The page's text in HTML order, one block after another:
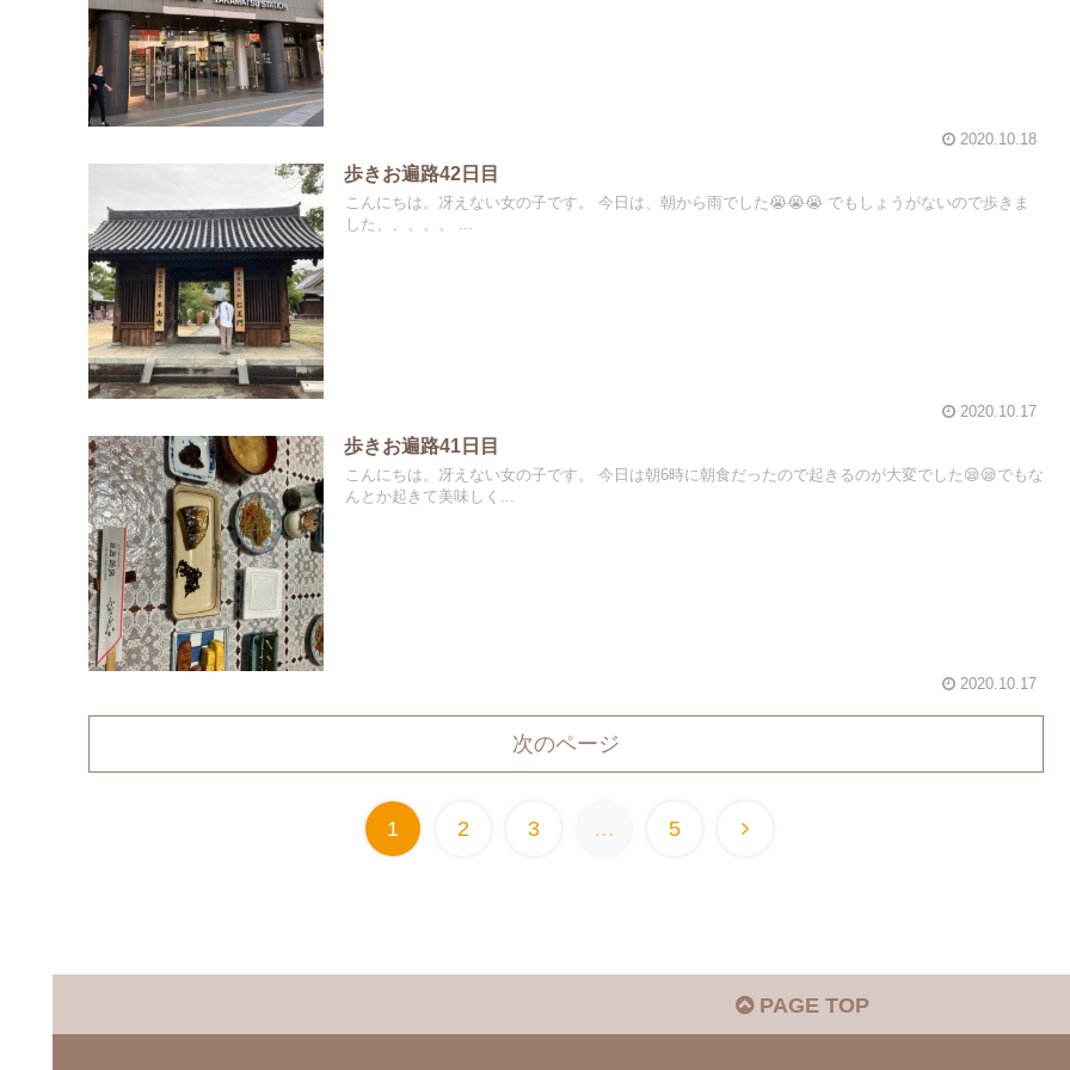
2020.10.18
歩きお遍路42日目
こんにちは。冴えない女の子です。 今日は、朝から雨でした😭😭😭 でもしょうがないので歩きま
した、、、、、 ...
2020.10.17
歩きお遍路41日目
こんにちは。冴えない女の子です。 今日は朝6時に朝食だったので起きるのが大変でした😪😪でもな
んとか起きて美味しく...
2020.10.17
次のページ
1 2 3 … 5
PAGE TOP